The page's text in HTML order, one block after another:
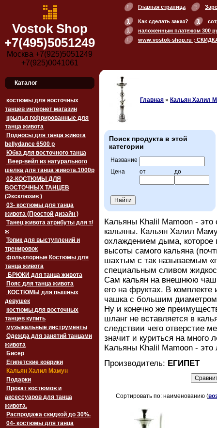
Vostok Shop
+7(495)5051249
Москва +7(925)5051249
+7(925)0041061
Главная страница
Как сделать заказ?
наложенным платежом 300
www.vostok-shop.ru ;
Каталог
костюмы для восточных
танцев интернет магазин
крылья гофрированные для
танца живота
Подносы для танца живота
bellydance 6500 p
Юбка для восточного танца
Веер-вейл из натурального
шёлка для танца живота.1000p
02-КОСТЮМЫ ДЛЯ
ВОСТОЧНЫХ ТАНЦЕВ
(Эксклюзив )
03- костюмы для танца
живота (Простой дизайн )
Танец живота атрибуты для т/
ж
Топик для выступлений и
тренировок
фольклорные Костюмы для
танца живота
БРЮКИ для танца живота
Пояс для танца живота
девушек
костюмы для восточных
танцев купить
музыкальные инструменты
Одежда для занятий танцами
живота
Бисер
Египетские коврики
Кальян Халил Мамун
Подарки
Прокат костюмов и
аксессуаров для танца
живота.
Распродажа скидкой до 30%.
04- костюмы для танца
Главная » Кальян Халил
Поиск продукта в этой
категории
Название
Цена
от до
Кальяны Khalil Mamoon -
кальяны. Кальян Халил
охлаждением дыма, которое
высоты самого кальяна
шахтым с так называемым
специальным сливом
Сам кальян на внешнюю
его на фруктах. В комплекте
чашка с большим диаметром
Ну и конечно же
шланг не вставляется в
следствии чего отверстие
значит и куриться на много
Кальяны Khalil Mamoon -
Производитель: ЕГИПЕТ
Сортировать по: наименованию (